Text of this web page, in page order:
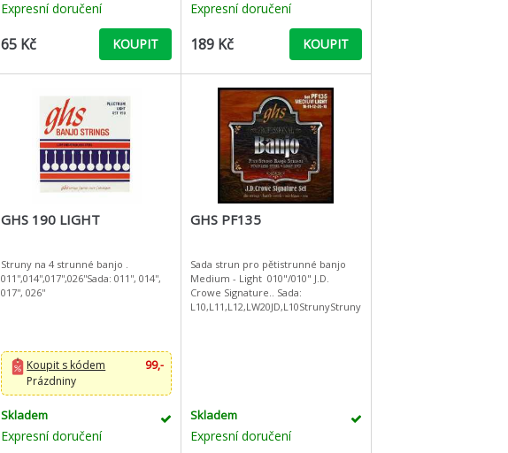
Expresní doručení
65 Kč KOUPIT
Expresní doručení
189 Kč KOUPIT
GHS 190 LIGHT
Struny na 4 strunné banjo .
011'',014'',017'',026''Sada: 011'', 014'',
017'', 026''
Koupit s kódem
99,-
Prázdniny
Skladem
Expresní doručení
GHS PF135
Sada strun pro pětistrunné banjo
Medium - Light 010"/010" J.D.
Crowe Signature.. Sada:
L10,L11,L12,LW20JD,L10StrunyStruny
Skladem
Expresní doručení